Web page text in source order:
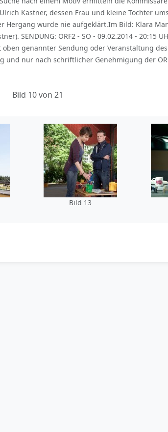
Kastner, dessen Frau und kleine Tochter
wurde nie aufgeklärt.Im Bild: Klara
SENDUNG: ORF2 - SO - 09.02.2014 - 20:15
genannter Sendung oder Veranstaltung
nur nach schriftlicher Genehmigung der
Bild 10 von 21
Bild 13